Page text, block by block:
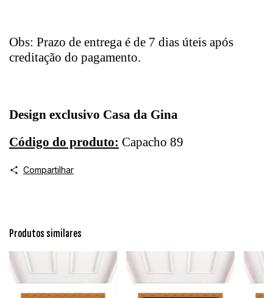
Obs: Prazo de entrega é de 7 dias úteis após
creditação do pagamento.
Design exclusivo Casa da Gina
Código do produto: Capacho 89
Compartilhar
Produtos similares